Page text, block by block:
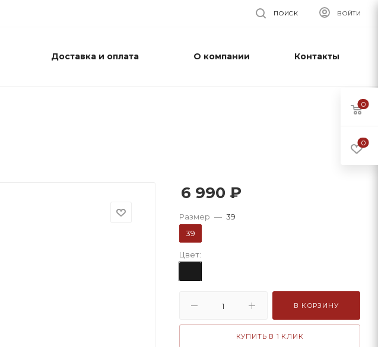
ВОЙТИ
ПОИСК
Доставка и оплата О компании Контакты
6 990 ₽
Размер — 39
39
Цвет:
В КОРЗИНУ
КУПИТЬ В 1 КЛИК
0
0